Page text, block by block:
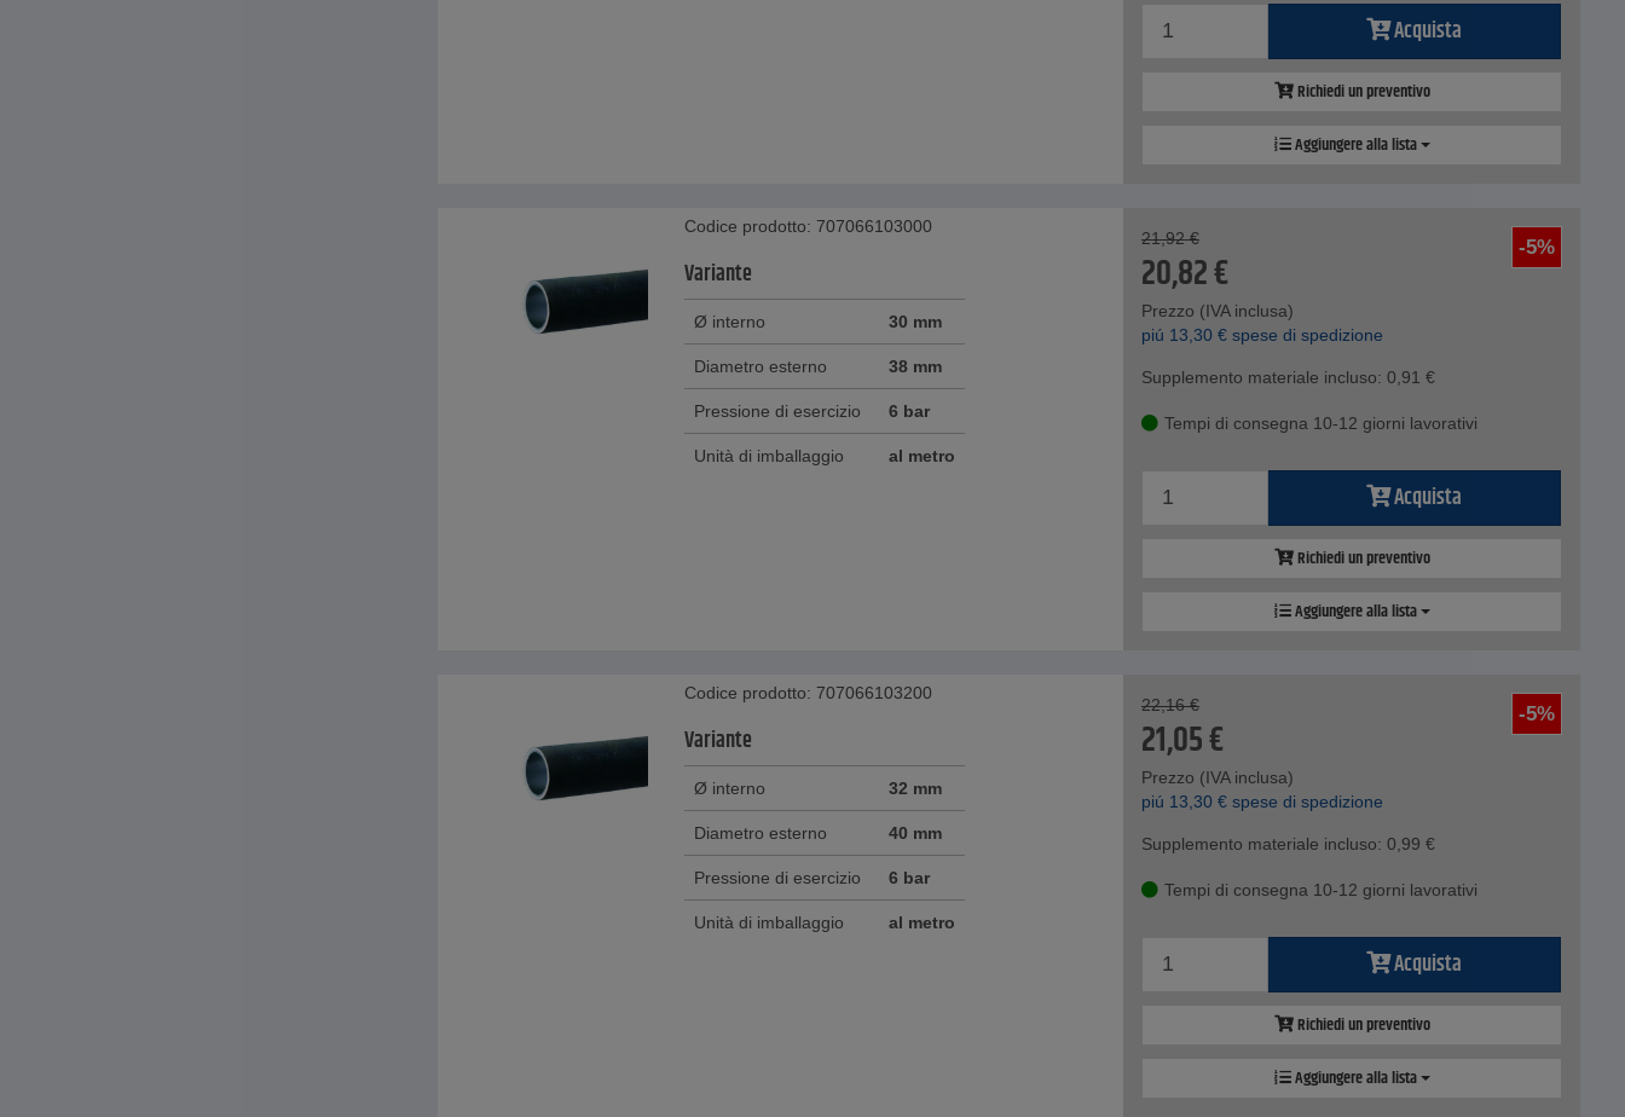
Acquista
Richiedi un preventivo
Aggiungere alla lista
Codice prodotto: 707066103000
Variante
Ø interno 30 mm
Diametro esterno 38 mm
Pressione di esercizio 6 bar
Unità di imballaggio al metro
-5%
21,92 €
20,82€
Prezzo (IVA inclusa)
piú 13,30 € spese di spedizione
Supplemento materiale incluso: 0,91 €
Tempi di consegna 10-12 giorni lavorativi
Acquista
Richiedi un preventivo
Aggiungere alla lista
Codice prodotto: 707066103200
Variante
Ø interno 32 mm
Diametro esterno 40 mm
Pressione di esercizio 6 bar
Unità di imballaggio al metro
-5%
22,16 €
21,05€
Prezzo (IVA inclusa)
piú 13,30 € spese di spedizione
Supplemento materiale incluso: 0,99 €
Tempi di consegna 10-12 giorni lavorativi
Acquista
Richiedi un preventivo
Aggiungere alla lista